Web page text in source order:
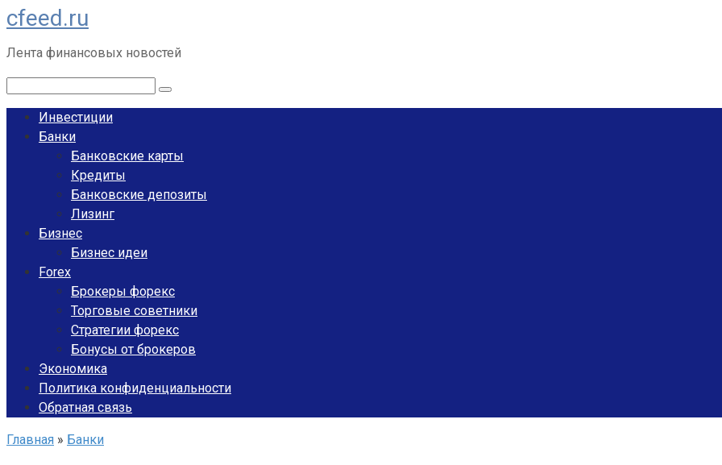
Перейти
к
контенту
cfeed.ru
Лента финансовых новостей
Инвестиции
Банки
Банковские карты
Кредиты
Банковские депозиты
Лизинг
Бизнес
Бизнес идеи
Forex
Брокеры форекс
Торговые советники
Стратегии форекс
Бонусы от брокеров
Экономика
Политика конфиденциальности
Обратная связь
Главная » Банки